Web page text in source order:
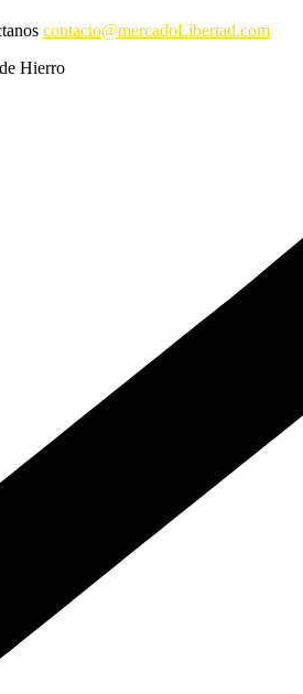
contacto@mercadoLibertad.com
Hierro